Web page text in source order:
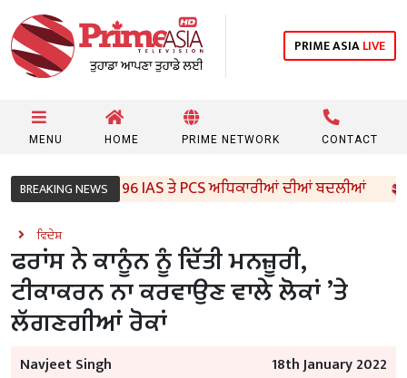
PRIME ASIALIVE
MENU HOME PRIME NETWORK CONTACT
BREAKING NEWS
ਸਰਕਾਰ ਵੱਲੋਂ 96 IAS ਤੇ PCS ਅਧਿਕਾਰੀਆਂ ਦੀਆਂ ਬਦਲੀਆਂ
ਵਿਦੇਸ਼
ਫਰਾਂਸ ਨੇ ਕਾਨੂੰਨ ਨੂੰ ਦਿੱਤੀ ਮਨਜ਼ੂਰੀ,
ਟੀਕਾਕਰਨ ਨਾ ਕਰਵਾਉਣ ਵਾਲੇ ਲੋਕਾਂ ’ਤੇ
ਲੱਗਣਗੀਆਂ ਰੋਕਾਂ
Navjeet Singh 18th January 2022